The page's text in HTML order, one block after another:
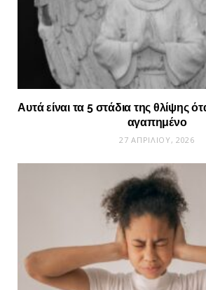
Αυτά είναι τα 5 στάδια της θλίψης
αγαπημένο
27 ΑΠΡΙΛΊΟΥ, 2026